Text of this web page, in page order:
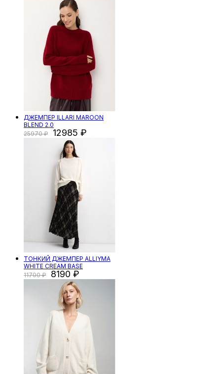
ДЖЕМПЕР ILLARI MAROON
BLEND 2.0
25970
12985
ТОНКИЙ ДЖЕМПЕР ALLIYMA
WHITE CREAM BASE
11700
8190